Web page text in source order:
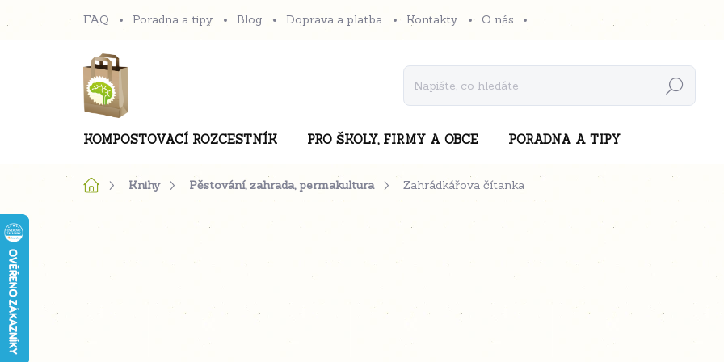
na
FAQ Poradna a tipy Blog Doprava a platba Kontakty O nás
Hledat
KOMPOSTOVACÍ ROZCESTNÍK PRO ŠKOLY, FIRMY A OBCE PORADNA A TIPY
DomůKnihy Pěstování, zahrada, permakultura Zahrádkářova čítanka